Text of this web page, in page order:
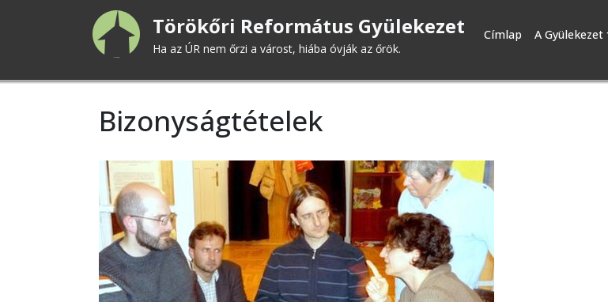
Törökőri Református Gyülekezet
Ha az ÚR nem őrzi a várost, hiába óvják az őrök.
Fő
Címlap A Gyülekezet
Bizonyságtételek